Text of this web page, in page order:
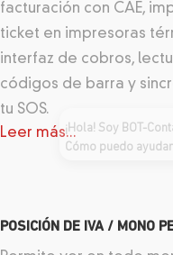
facturación con CAE,
ticket en impresoras
interfaz de cobros,
códigos de barra y
tu SOS.
Leer más...
POSICIÓN DE IVA / MONO